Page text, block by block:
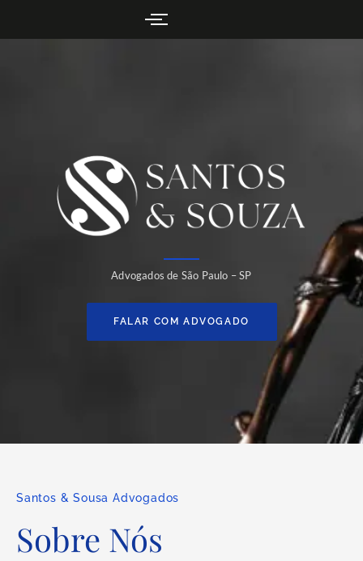
Advogados de São Paulo – SP
FALAR COM ADVOGADO
Santos & Sousa Advogados
Sobre Nós